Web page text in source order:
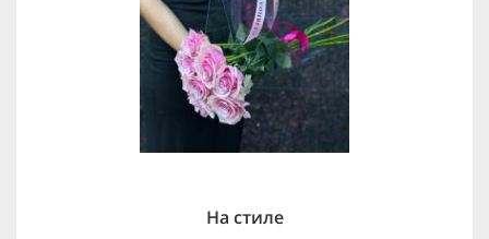
На стиле